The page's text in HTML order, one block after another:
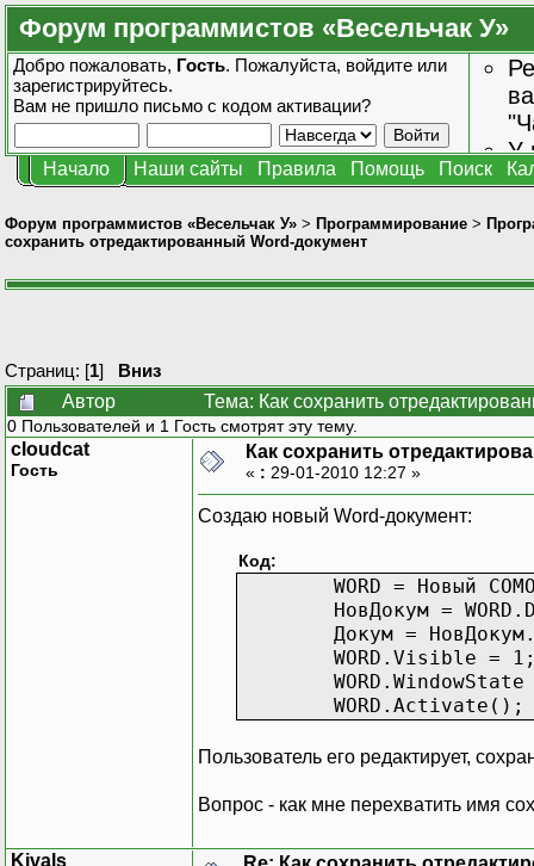
Форум программистов «Весельчак У»
Добро пожаловать, Гость. Пожалуйста, войдите или
зарегистрируйтесь.
Вам не пришло письмо с кодом активации?
У
Начало Наши сайты Правила Помощь Поиск
Форум программистов «Весельчак У» > Программирование >
сохранить отредактированный Word-документ
Страниц: [1] Вниз
Автор
Тема: Как сохранить
0 Пользователей и 1 Гость смотрят эту тему.
cloudcat
Гость
Как сохранить
« : 29-01-2010 12:27 »
Создаю новый Word-документ:
Код:
WORD = Новый
НовДокум =
Докум =
WORD.Visible =
WORD.Activate();
Пользователь его редактирует,
Вопрос - как мне перехватить имя
Kivals